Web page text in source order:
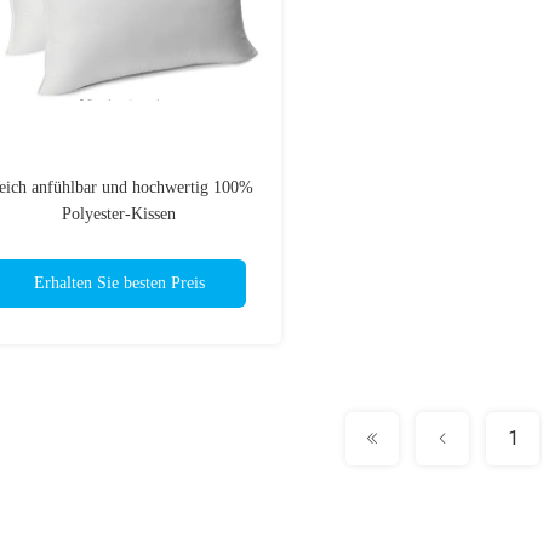
anfühlbar und hochwertig 100%
Polyester-Kissen
Erhalten Sie besten Preis
1